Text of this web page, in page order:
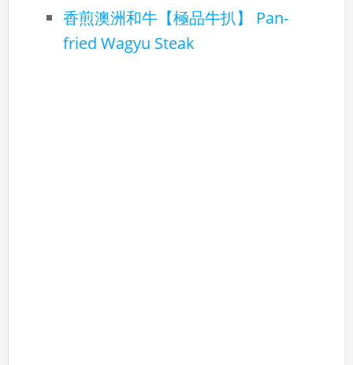
香煎澳洲和牛【極品牛扒】 Pan-
fried Wagyu Steak